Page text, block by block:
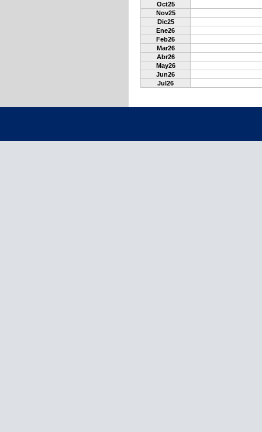
Oct25
Nov25
Dic25
Ene26
Feb26
Mar26
Abr26
May26
Jun26
Jul26